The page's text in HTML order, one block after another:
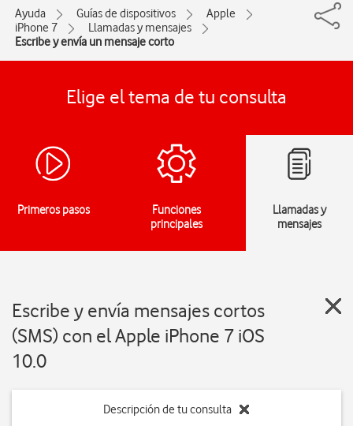
Ayuda Guías de dispositivos
Apple
iPhone 7
Llamadas y mensajes
Escribe y envía un mensaje corto
Elige el tema de tu consulta
Primeros pasos
Funciones
principales
Llamadas y
mensajes
Escribe y envía mensajes cortos
(SMS) con el Apple iPhone 7 iOS
10.0
Descripción de tu consulta